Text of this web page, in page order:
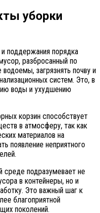
уборки
поддержания порядка
разбросанный по
загрязнять почву и
систем. Это, в
воды и ухудшению
корзин способствует
в атмосферу, так как
материалов на
появление неприятного
подразумевает не
в контейнеры, но и
Это важный шаг к
благоприятной
поколений.